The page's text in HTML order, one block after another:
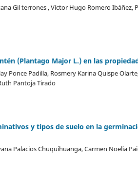
Gil terrones , Víctor Hugo Romero Ibáñez,
(Plantago Major L.) en las
Ponce Padilla, Rosmery Karina Quispe
Pantoja Tirado
y tipos de suelo en la
Palacios Chuquihuanga, Carmen Noelia